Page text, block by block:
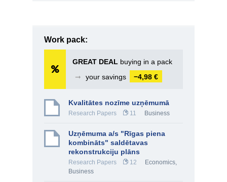
Work pack:
GREAT DEAL buying in a pack
➞
your savings −4,98 €
Kvalitātes nozīme uzņēmumā
Research Papers 11 Business
Uzņēmuma a/s "Rīgas piena
kombināts" saldētavas
rekonstrukciju plāns
Research Papers 12 Economics,
Business